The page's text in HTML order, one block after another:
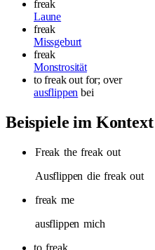
freak
Laune
freak
Missgeburt
freak
Monstrosität
to freak out for; over
ausflippen bei
Beispiele im Kontext
Freak the freak out
Ausflippen die freak out
freak me
ausflippen mich
to freak